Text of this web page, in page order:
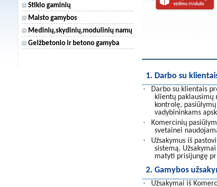
Stiklo gaminių
Maisto gamybos
Medinių,skydinių,modulinių namų
Gelžbetonio ir betono gamyba
1. Darbo su
·
Darbo su klientais
klientų paklausimų
kontrolę,
vadybininkams
·
Komercinių
svetainei
·
Užsakymus iš
sistemą.
matyti prisijungę
2. Gamybos
· Užsakymai iš